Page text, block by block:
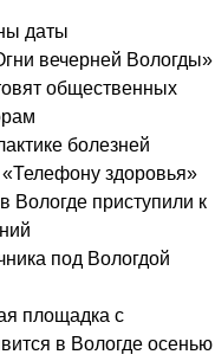
даты
вечерней Вологды»
общественных
болезней
здоровья»
Вологде приступили к
под Вологдой
площадка с
в Вологде осенью